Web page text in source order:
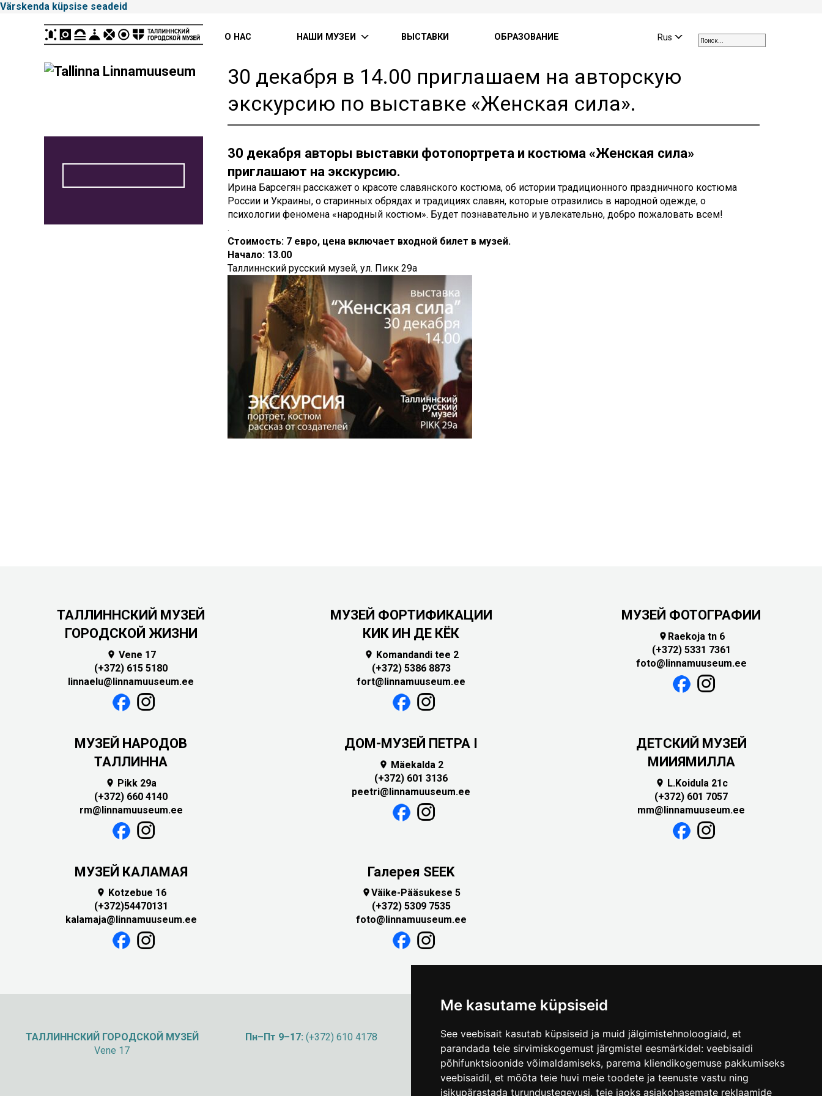
Me kasutame küpsiseid
See veebisait kasutab küpsiseid ja muid jälgimistehnoloogiaid, et
parandada teie sirvimiskogemust järgmistel eesmärkidel: veebisaidi
põhifunktsioonide võimaldamiseks, parema kliendikogemuse pakkumiseks
veebisaidil, et mõõta teie huvi meie toodete ja teenuste vastu ning
isikupärastada turundustegevusi, teie jaoks asjakohasemate reklaamide
Värskenda küpsise seadeid
the
up
Rus
Peamenüü
О НАС НАШИ МУЗЕИ ВЫСТАВКИ ОБРАЗОВАНИЕ
30 декабря в 14.00 приглашаем на авторскую
экскурсию по выставке «Женская сила».
30 декабря авторы выставки фотопортрета и костюма «Женская сила»
приглашают на экскурсию.
Ирина Барсегян расскажет о красоте славянского костюма, об истории традиционного праздничного костюма
России и Украины, о старинных обрядах и традициях славян, которые отразились в народной одежде, о
психологии феномена «народный костюм». Будет познавательно и увлекательно, добро пожаловать всем!
.
Стоимость: 7 евро, цена включает входной билет в музей.
Начало: 13.00
Таллиннский русский музей, ул. Пикк 29а
ТАЛЛИННСКИЙ МУЗЕЙ
ГОРОДСКОЙ ЖИЗНИ
 Vene 17
(+372) 615 5180
linnaelu@linnamuuseum.ee
МУЗЕЙ ФОРТИФИКАЦИИ
КИК ИН ДЕ КЁК
 Komandandi tee 2
(+372) 5386 8873
fort@linnamuuseum.ee
МУЗЕЙ ФОТОГРАФИИ
 Raekoja tn 6
(+372) 5331 7361
foto@linnamuuseum.ee
MУЗЕЙ НАРОДОВ
ТАЛЛИННА
 Pikk 29a
(+372) 660 4140
rm@linnamuuseum.ee
ДОМ-МУЗЕЙ ПЕТРА I
 Mäekalda 2
(+372) 601 3136
peetri@linnamuuseum.ee
ДЕТСКИЙ МУЗЕЙ
МИИЯМИЛЛА
 L.Koidula 21c
(+372) 601 7057
mm@linnamuuseum.ee
МУЗЕЙ КАЛАМАЯ

Kotzebue 16
(+372)54470131
kalamaja@linnamuuseum.ee
Галерея SEEK
Väike-Pääsukese 5
(+372) 5309 7535
foto@linnamuuseum.ee
ТАЛЛИННСКИЙ ГОРОДСКОЙ МУЗЕЙ
Vene 17
Пн–Пт 9–17: (+372) 610 4178 info@linnamuuseum.ee